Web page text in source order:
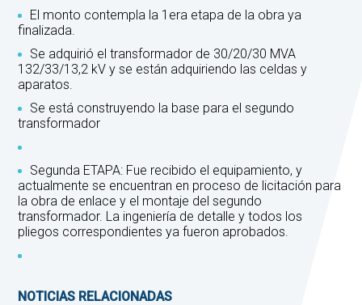
El monto contempla la 1era etapa de la obra ya
finalizada.
Se adquirió el transformador de 30/20/30 MVA
132/33/13,2 kV y se están adquiriendo las celdas y
aparatos.
Se está construyendo la base para el segundo
transformador
Segunda ETAPA: Fue recibido el equipamiento, y
actualmente se encuentran en proceso de licitación para
la obra de enlace y el montaje del segundo
transformador. La ingeniería de detalle y todos los
pliegos correspondientes ya fueron aprobados.
NOTICIAS RELACIONADAS